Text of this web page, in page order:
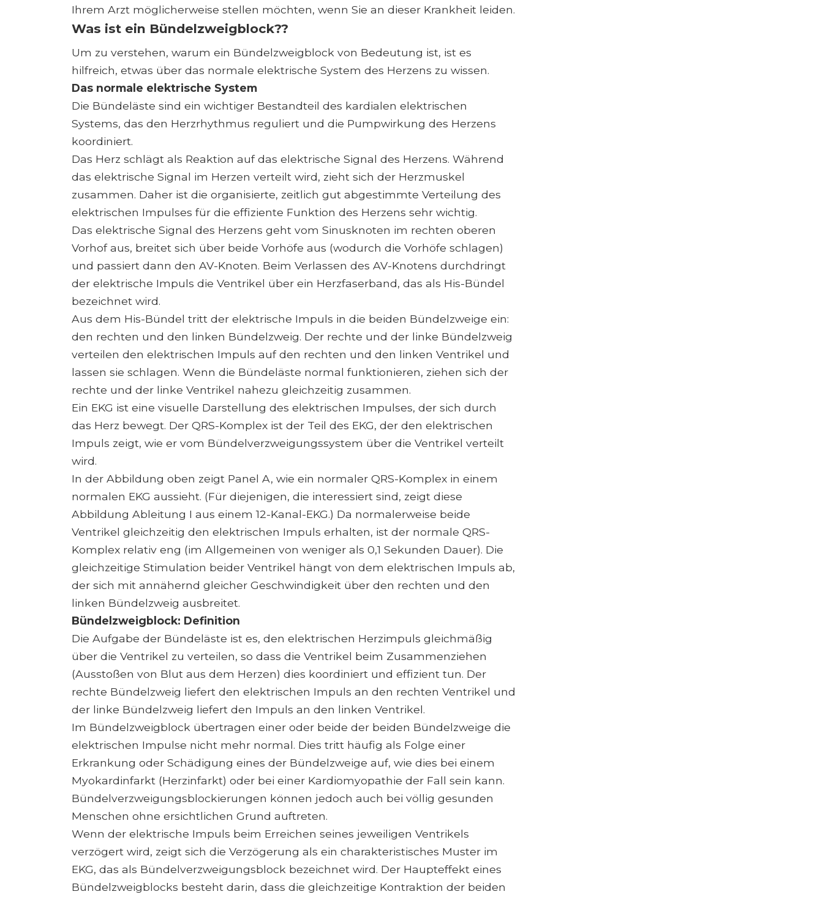
Ihrem Arzt möglicherweise stellen möchten, wenn Sie an dieser Krankheit leiden.
Was ist ein Bündelzweigblock??
Um zu verstehen, warum ein Bündelzweigblock von Bedeutung ist, ist es
hilfreich, etwas über das normale elektrische System des Herzens zu wissen.
Das normale elektrische System
Die Bündeläste sind ein wichtiger Bestandteil des kardialen elektrischen
Systems, das den Herzrhythmus reguliert und die Pumpwirkung des Herzens
koordiniert.
Das Herz schlägt als Reaktion auf das elektrische Signal des Herzens. Während
das elektrische Signal im Herzen verteilt wird, zieht sich der Herzmuskel
zusammen. Daher ist die organisierte, zeitlich gut abgestimmte Verteilung des
elektrischen Impulses für die effiziente Funktion des Herzens sehr wichtig.
Das elektrische Signal des Herzens geht vom Sinusknoten im rechten oberen
Vorhof aus, breitet sich über beide Vorhöfe aus (wodurch die Vorhöfe schlagen)
und passiert dann den AV-Knoten. Beim Verlassen des AV-Knotens durchdringt
der elektrische Impuls die Ventrikel über ein Herzfaserband, das als His-Bündel
bezeichnet wird.
Aus dem His-Bündel tritt der elektrische Impuls in die beiden Bündelzweige ein:
den rechten und den linken Bündelzweig. Der rechte und der linke Bündelzweig
verteilen den elektrischen Impuls auf den rechten und den linken Ventrikel und
lassen sie schlagen. Wenn die Bündeläste normal funktionieren, ziehen sich der
rechte und der linke Ventrikel nahezu gleichzeitig zusammen.
Ein EKG ist eine visuelle Darstellung des elektrischen Impulses, der sich durch
das Herz bewegt. Der QRS-Komplex ist der Teil des EKG, der den elektrischen
Impuls zeigt, wie er vom Bündelverzweigungssystem über die Ventrikel verteilt
wird.
In der Abbildung oben zeigt Panel A, wie ein normaler QRS-Komplex in einem
normalen EKG aussieht. (Für diejenigen, die interessiert sind, zeigt diese
Abbildung Ableitung I aus einem 12-Kanal-EKG.) Da normalerweise beide
Ventrikel gleichzeitig den elektrischen Impuls erhalten, ist der normale QRS-
Komplex relativ eng (im Allgemeinen von weniger als 0,1 Sekunden Dauer). Die
gleichzeitige Stimulation beider Ventrikel hängt von dem elektrischen Impuls ab,
der sich mit annähernd gleicher Geschwindigkeit über den rechten und den
linken Bündelzweig ausbreitet.
Bündelzweigblock: Definition
Die Aufgabe der Bündeläste ist es, den elektrischen Herzimpuls gleichmäßig
über die Ventrikel zu verteilen, so dass die Ventrikel beim Zusammenziehen
(Ausstoßen von Blut aus dem Herzen) dies koordiniert und effizient tun. Der
rechte Bündelzweig liefert den elektrischen Impuls an den rechten Ventrikel und
der linke Bündelzweig liefert den Impuls an den linken Ventrikel.
Im Bündelzweigblock übertragen einer oder beide der beiden Bündelzweige die
elektrischen Impulse nicht mehr normal. Dies tritt häufig als Folge einer
Erkrankung oder Schädigung eines der Bündelzweige auf, wie dies bei einem
Myokardinfarkt (Herzinfarkt) oder bei einer Kardiomyopathie der Fall sein kann.
Bündelverzweigungsblockierungen können jedoch auch bei völlig gesunden
Menschen ohne ersichtlichen Grund auftreten.
Wenn der elektrische Impuls beim Erreichen seines jeweiligen Ventrikels
verzögert wird, zeigt sich die Verzögerung als ein charakteristisches Muster im
EKG, das als Bündelverzweigungsblock bezeichnet wird. Der Haupteffekt eines
Bündelzweigblocks besteht darin, dass die gleichzeitige Kontraktion der beiden